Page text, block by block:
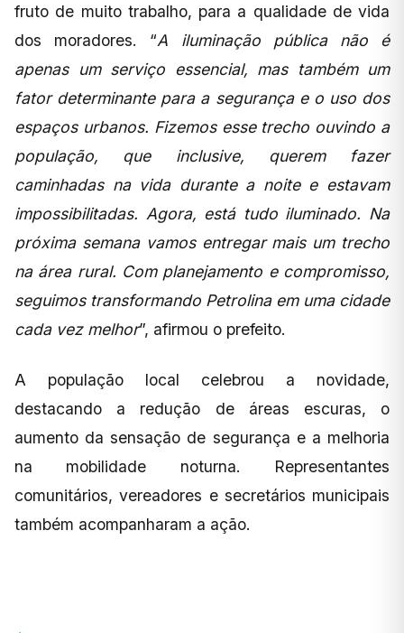
fruto de muito trabalho, para a qualidade de vida
dos moradores. “A iluminação pública não é
apenas um serviço essencial, mas também um
fator determinante para a segurança e o uso dos
espaços urbanos. Fizemos esse trecho ouvindo a
população, que inclusive, querem fazer
caminhadas na vida durante a noite e estavam
impossibilitadas. Agora, está tudo iluminado. Na
próxima semana vamos entregar mais um trecho
na área rural. Com planejamento e compromisso,
seguimos transformando Petrolina em uma cidade
cada vez melhor”, afirmou o prefeito.
A população local celebrou a novidade,
destacando a redução de áreas escuras, o
aumento da sensação de segurança e a melhoria
na mobilidade noturna. Representantes
comunitários, vereadores e secretários municipais
também acompanharam a ação.